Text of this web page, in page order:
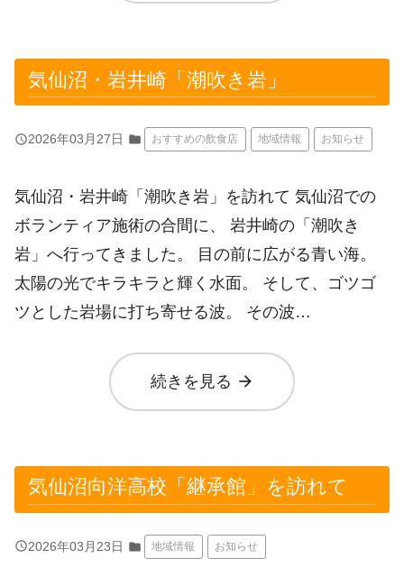
気仙沼・岩井崎「潮吹き岩」
query_builder2026年03月27日 folder おすすめの飲食店 地域情報 お知らせ
気仙沼・岩井崎「潮吹き岩」を訪れて 気仙沼での
ボランティア施術の合間に、 岩井崎の「潮吹き
岩」へ行ってきました。 目の前に広がる青い海。
太陽の光でキラキラと輝く水面。 そして、ゴツゴ
ツとした岩場に打ち寄せる波。 その波…
続きを見る arrow_forward
気仙沼向洋高校「継承館」を訪れて
query_builder2026年03月23日 folder 地域情報 お知らせ